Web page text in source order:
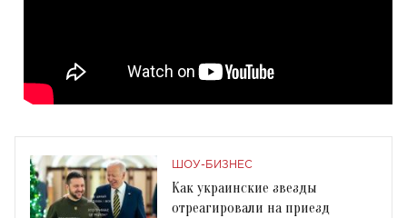
ШОУ-БИЗНЕС
Как украинские звезды
отреагировали на приезд